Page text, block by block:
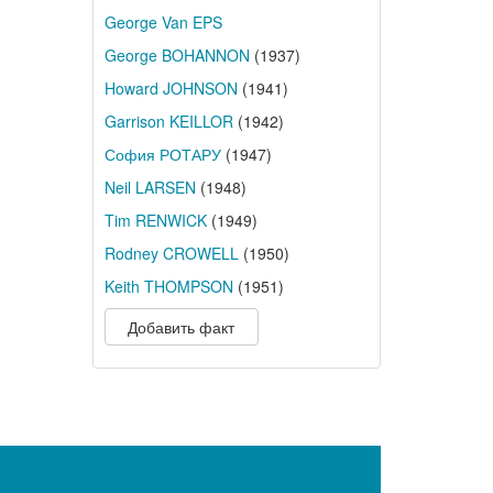
George Van EPS
George BOHANNON (1937)
Howard JOHNSON (1941)
Garrison KEILLOR(1942)
София РОТАРУ(1947)
Neil LARSEN (1948)
Tim RENWICK(1949)
Rodney CROWELL(1950)
Keith THOMPSON (1951)
Добавить факт